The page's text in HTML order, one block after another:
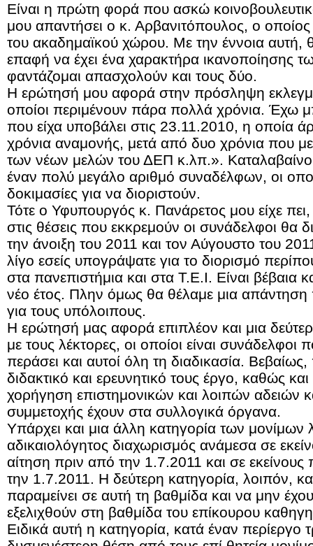
Είναι η πρώτη φορά που ασκώ
μου απαντήσει ο κ. Αρβανιτόπουλος, ο οποίος
του ακαδημαϊκού χώρου. Με την έννοια
επαφή να έχει ένα χαρακτήρα ικανοποίησης
φαντάζομαι απασχολούν και τους δύο.
Η ερώτησή μου αφορά στην πρόσληψη
οποίοι περιμένουν πάρα πολλά χρόνια. Έχω
που είχα υποβάλει στις 23.11.2010, η οποία
χρόνια αναμονής, μετά από δυο χρόνια που
των νέων μελών του ΔΕΠ κ.λπ.».
έναν πολύ μεγάλο αριθμό συναδέλφων, οι
δοκιμασίες για να διοριστούν.
Τότε ο Υφυπουργός κ. Πανάρετος μου είχε
στις θέσεις που εκκρεμούν οι συνάδελφοι θα
την άνοιξη του 2011 και τον Αύγουστο του
λίγο εσείς υπογράψατε για το διορισμό
στα πανεπιστήμια και στα Τ.Ε.Ι. Είναι βέβαια
νέο έτος. Πλην όμως θα θέλαμε μια απάντηση
για τους υπόλοιπους.
Η ερώτησή μας αφορά επιπλέον και μια
με τους λέκτορες, οι οποίοι είναι συνάδελφοι
περάσει και αυτοί όλη τη διαδικασία.
διδακτικό και ερευνητικό τους έργο, καθώς
χορήγηση επιστημονικών και λοιπών αδειών
συμμετοχής έχουν στα συλλογικά όργανα.
Υπάρχει και μια άλλη κατηγορία των μονίμων
αδικαιολόγητος διαχωρισμός ανάμεσα σε
αίτηση πριν από την 1.7.2011 και σε εκείνους
την 1.7.2011. Η δεύτερη κατηγορία, λοιπόν,
παραμείνει σε αυτή τη βαθμίδα και να μην
εξελιχθούν στη βαθμίδα του επίκουρου
Ειδικά αυτή η κατηγορία, κατά έναν περίεργο